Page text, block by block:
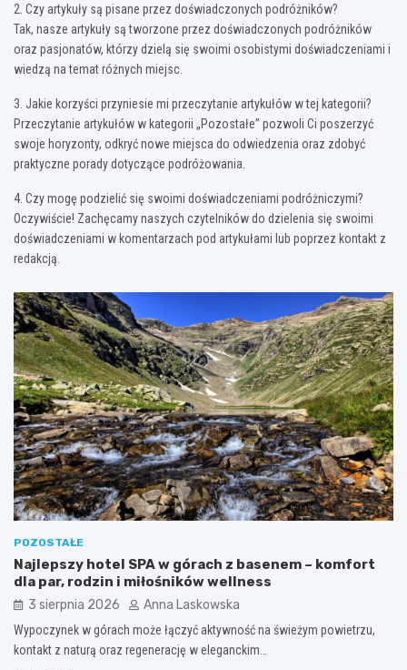
2. Czy artykuły są pisane przez doświadczonych podróżników?
Tak, nasze artykuły są tworzone przez doświadczonych podróżników
oraz pasjonatów, którzy dzielą się swoimi osobistymi doświadczeniami i
wiedzą na temat różnych miejsc.
3. Jakie korzyści przyniesie mi przeczytanie artykułów w tej kategorii?
Przeczytanie artykułów w kategorii „Pozostałe” pozwoli Ci poszerzyć
swoje horyzonty, odkryć nowe miejsca do odwiedzenia oraz zdobyć
praktyczne porady dotyczące podróżowania.
4. Czy mogę podzielić się swoimi doświadczeniami podróżniczymi?
Oczywiście! Zachęcamy naszych czytelników do dzielenia się swoimi
doświadczeniami w komentarzach pod artykułami lub poprzez kontakt z
redakcją.
POZOSTAŁE
Najlepszy hotel SPA w górach z basenem – komfort
dla par, rodzin i miłośników wellness
3 sierpnia 2026 Anna Laskowska
Wypoczynek w górach może łączyć aktywność na świeżym powietrzu,
kontakt z naturą oraz regenerację w eleganckim…